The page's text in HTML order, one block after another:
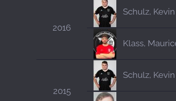
2016
Schulz, Kevin
Klass,
2015
Schulz, Kevin